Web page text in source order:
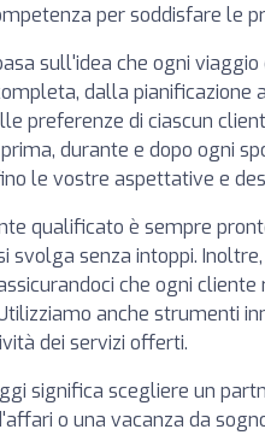
per soddisfare le
sull'idea che ogni
dalla pianificazione
preferenze di ciascun
durante e dopo ogni
le vostre aspettative e
qualificato è sempre
svolga senza intoppi.
che ogni
anche strumenti
dei servizi offerti.
significa scegliere un
o una vacanza da